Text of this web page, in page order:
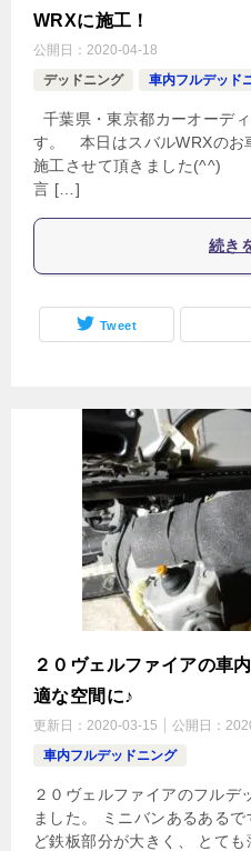
WRXに施工！
公開日： 2020-04-18
デッドニング
車内フルデッド
千葉県・東京都カーオーデ
す。 本日はスバルWRXのお
施工させて頂きました
言 […]
続き
Tweet
２０ヴェルファイアの車
適な空間に♪
更新日： 2020-03-15 公開日：
車内フルデッドニング
２０ヴェルファイアのフルデ
ました。 ミニバンあるある
ど鉄板部分が大きく、 とて